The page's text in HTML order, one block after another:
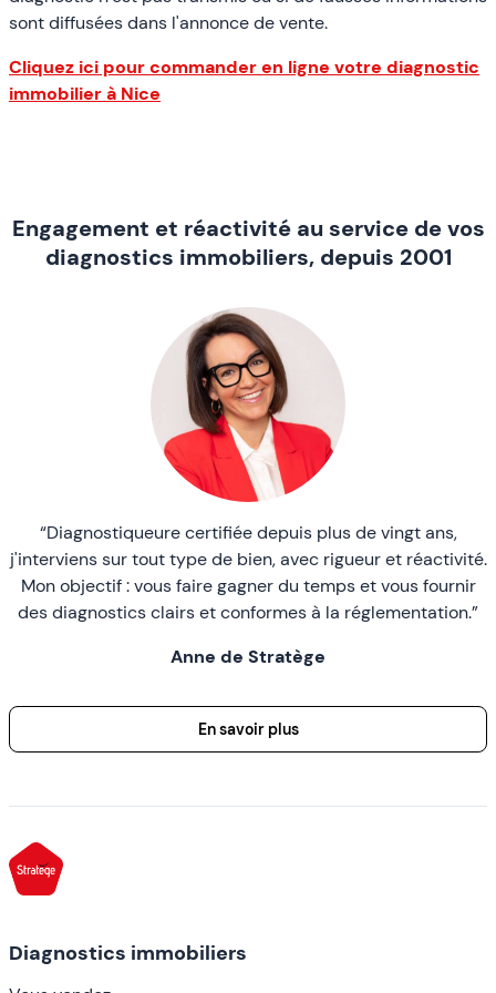
sont diffusées dans l'annonce de vente.
Cliquez ici pour commander en ligne votre diagnostic
immobilier à Nice
Engagement et réactivité au service de vos
diagnostics immobiliers, depuis 2001
“Diagnostiqueure certifiée depuis plus de vingt ans,
j'interviens sur tout type de bien, avec rigueur et réactivité.
Mon objectif : vous faire gagner du temps et vous fournir
des diagnostics clairs et conformes à la réglementation.”
Anne de Stratège
En savoir plus
Diagnostics immobiliers